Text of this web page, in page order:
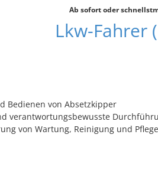
Ab sofort oder
Lkw-Fahrer
Bedienen von Absetzkipper
verantwortungsbewusste
von Wartung, Reinigung und